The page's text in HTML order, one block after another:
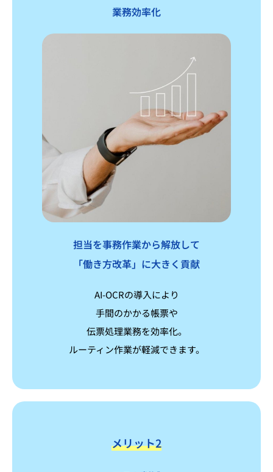
業務効率化
担当を事務作業から解放して
「働き方改革」に大きく貢献
AI-OCRの導入により
手間のかかる帳票や
伝票処理業務を効率化。
ルーティン作業が軽減できます。
メリット2